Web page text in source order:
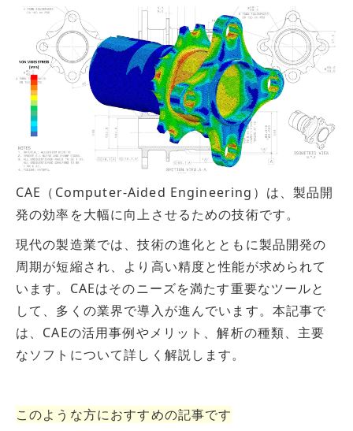
導入事例
CAE（Computer-Aided Engineering）は、製品開
発の効率を大幅に向上させるための技術です。
現代の製造業では、技術の進化とともに製品開発の
周期が短縮され、より高い精度と性能が求められて
います。CAEはそのニーズを満たす重要なツールと
して、多くの業界で導入が進んでいます。本記事で
は、CAEの活用事例やメリット、解析の種類、主要
なソフトについて詳しく解説します。
このような方におすすめの記事です